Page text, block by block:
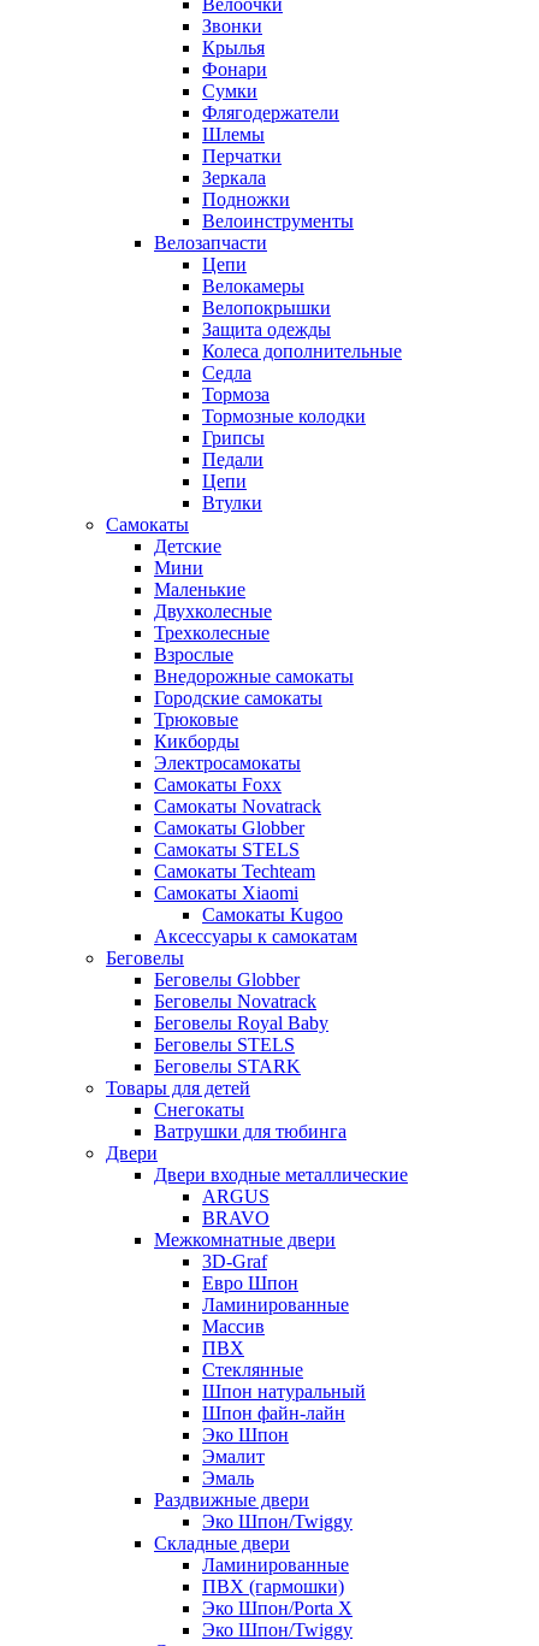
Велоочки
Звонки
Крылья
Фонари
Сумки
Флягодержатели
Шлемы
Перчатки
Зеркала
Подножки
Велоинструменты
Велозапчасти
Цепи
Велокамеры
Велопокрышки
Защита одежды
Колеса дополнительные
Седла
Тормоза
Тормозные колодки
Грипсы
Педали
Цепи
Втулки
Самокаты
Детские
Мини
Маленькие
Двухколесные
Трехколесные
Взрослые
Внедорожные самокаты
Городские самокаты
Трюковые
Кикборды
Электросамокаты
Самокаты Foxx
Самокаты Novatrack
Самокаты Globber
Самокаты STELS
Самокаты Techteam
Самокаты Xiaomi
Самокаты Kugoo
Аксессуары к самокатам
Беговелы
Беговелы Globber
Беговелы Novatrack
Беговелы Royal Baby
Беговелы STELS
Беговелы STARK
Товары для детей
Снегокаты
Ватрушки для тюбинга
Двери
Двери входные металлические
ARGUS
BRAVO
Межкомнатные двери
3D-Graf
Евро Шпон
Ламинированные
Массив
ПВХ
Стеклянные
Шпон натуральный
Шпон файн-лайн
Эко Шпон
Эмалит
Эмаль
Раздвижные двери
Эко Шпон/Twiggy
Складные двери
Ламинированные
ПВХ (гармошки)
Эко Шпон/Porta X
Эко Шпон/Twiggy